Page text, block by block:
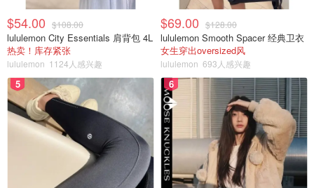
$54.00 $108.00
lululemon City Essentials 肩背包 4L
热卖！库存紧张
lululemon 1124人感兴趣
$69.00 $128.00
lululemon Smooth Spacer 经典卫衣
女生穿出oversized风
lululemon 693人感兴趣
5 6